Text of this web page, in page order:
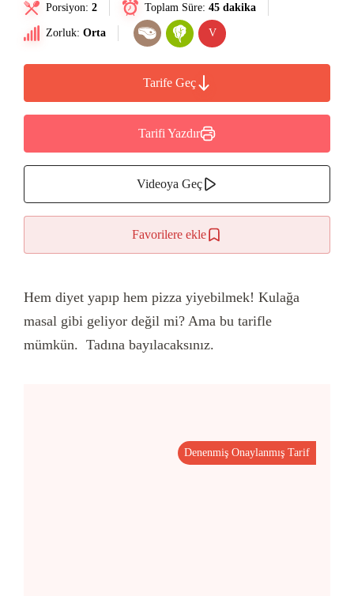
Porsiyon: 2 Toplam Süre: 45 dakika
Zorluk: Orta V
Tarife Geç
Tarifi Yazdır
Videoya Geç
Favorilere ekle
Hem diyet yapıp hem pizza yiyebilmek! Kulağa
masal gibi geliyor değil mi? Ama bu tarifle
mümkün. Tadına bayılacaksınız.
Denenmiş Onaylanmış Tarif